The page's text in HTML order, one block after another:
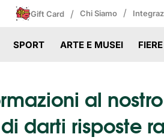
Gift Card / Chi Siamo /
SPORT ARTE E MUSEI FIERE
al
darti risposte